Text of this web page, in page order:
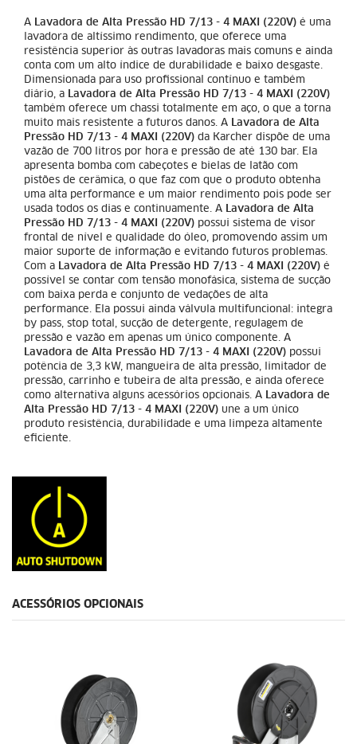
A Lavadora de Alta Pressão HD 7/13 - 4 MAXI (220V) é uma
lavadora de altíssimo rendimento, que oferece uma
resistência superior às outras lavadoras mais comuns e ainda
conta com um alto índice de durabilidade e baixo desgaste.
Dimensionada para uso profissional contínuo e também
diário, a Lavadora de Alta Pressão HD 7/13 - 4 MAXI (220V)
também oferece um chassi totalmente em aço, o que a torna
muito mais resistente a futuros danos. A Lavadora de Alta
Pressão HD 7/13 - 4 MAXI (220V) da Karcher dispõe de uma
vazão de 700 litros por hora e pressão de até 130 bar. Ela
apresenta bomba com cabeçotes e bielas de latão com
pistões de cerâmica, o que faz com que o produto obtenha
uma alta performance e um maior rendimento pois pode ser
usada todos os dias e continuamente. A Lavadora de Alta
Pressão HD 7/13 - 4 MAXI (220V) possui sistema de visor
frontal de nível e qualidade do óleo, promovendo assim um
maior suporte de informação e evitando futuros problemas.
Com a Lavadora de Alta Pressão HD 7/13 - 4 MAXI (220V) é
possível se contar com tensão monofásica, sistema de sucção
com baixa perda e conjunto de vedações de alta
performance. Ela possui ainda válvula multifuncional: integra
by pass, stop total, sucção de detergente, regulagem de
pressão e vazão em apenas um único componente. A
Lavadora de Alta Pressão HD 7/13 - 4 MAXI (220V) possui
potência de 3,3 kW, mangueira de alta pressão, limitador de
pressão, carrinho e tubeira de alta pressão, e ainda oferece
como alternativa alguns acessórios opcionais. A Lavadora de
Alta Pressão HD 7/13 - 4 MAXI (220V) une a um único
produto resistência, durabilidade e uma limpeza altamente
eficiente.
ACESSÓRIOS OPCIONAIS